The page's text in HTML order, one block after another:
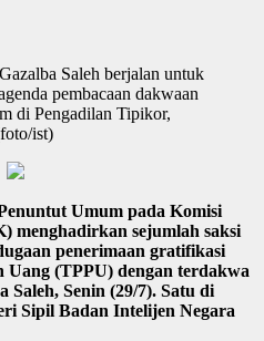
Saleh berjalan untuk
pembacaan dakwaan
di Pengadilan Tipikor,
ist)
Umum pada Komisi
menghadirkan sejumlah saksi
penerimaan gratifikasi
Uang (TPPU) dengan terdakwa
Saleh, Senin (29/7). Satu di
Sipil Badan Intelijen Negara